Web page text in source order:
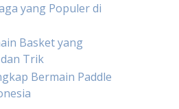
yang Populer di
Basket yang
Trik
Bermain Paddle